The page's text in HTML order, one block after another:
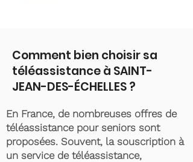
Comment bien choisir sa
téléassistance à SAINT-
JEAN-DES-ÉCHELLES ?
En France, de nombreuses offres de
téléassistance pour seniors sont
proposées. Souvent, la souscription à
un service de téléassistance,